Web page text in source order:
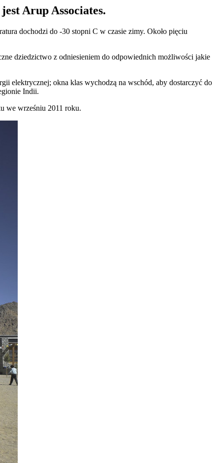
Arup Associates.
dochodzi do -30 stopni C w czasie zimy. Około pięciu
dziedzictwo z odniesieniem do odpowiednich możliwości jakie
elektrycznej; okna klas wychodzą na wschód, aby dostarczyć do
Indii.
we wrześniu 2011 roku.